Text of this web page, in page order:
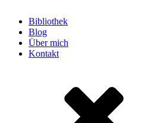
Bibliothek
Blog
Über mich
Kontakt